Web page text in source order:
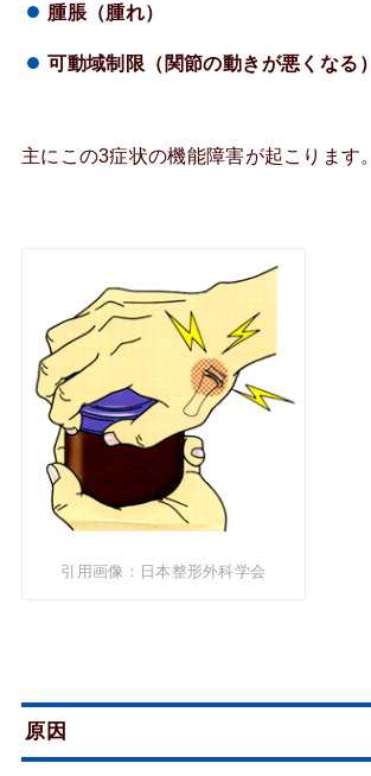
腫脹（腫れ）
可動域制限（関節の動きが悪くなる）
主にこの3症状の機能障害が起こります。
引用画像：日本整形外科学会
原因